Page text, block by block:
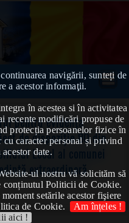
navigării, sunteți de
a acestor informaţii.
în acestea si în activitatea
recente modificări propuse de
protecția persoanelor fizice în
cu caracter personal și privind
date.
ul nostru vă solicităm să
conținutul Politicii de Cookie.
setările acestor fişiere
de Cookie.
Am înțeles !
aici !
pentru evidența
de dispoziție 80 din
Local al comunei
extraordinară